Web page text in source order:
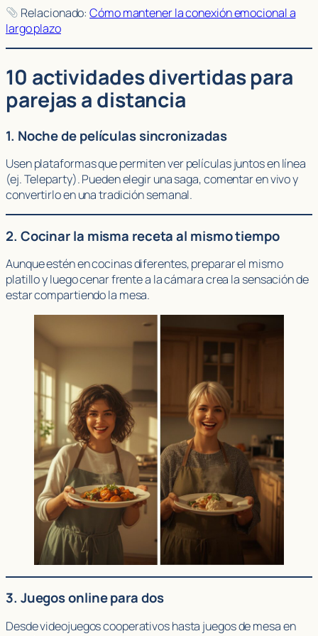
Relacionado: Cómo mantener la conexión emocional a
largo plazo
10 actividades divertidas para
parejas a distancia
1. Noche de películas sincronizadas
Usen plataformas que permiten ver películas juntos en línea
(ej. Teleparty). Pueden elegir una saga, comentar en vivo y
convertirlo en una tradición semanal.
2. Cocinar la misma receta al mismo tiempo
Aunque estén en cocinas diferentes, preparar el mismo
platillo y luego cenar frente a la cámara crea la sensación de
estar compartiendo la mesa.
3. Juegos online para dos
Desde videojuegos cooperativos hasta juegos de mesa en